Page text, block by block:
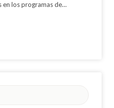
en los programas de…